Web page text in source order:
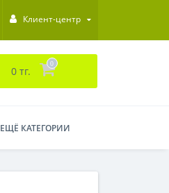
Клиент-центр
0 тг.
0
ЕЩЁ КАТЕГОРИИ